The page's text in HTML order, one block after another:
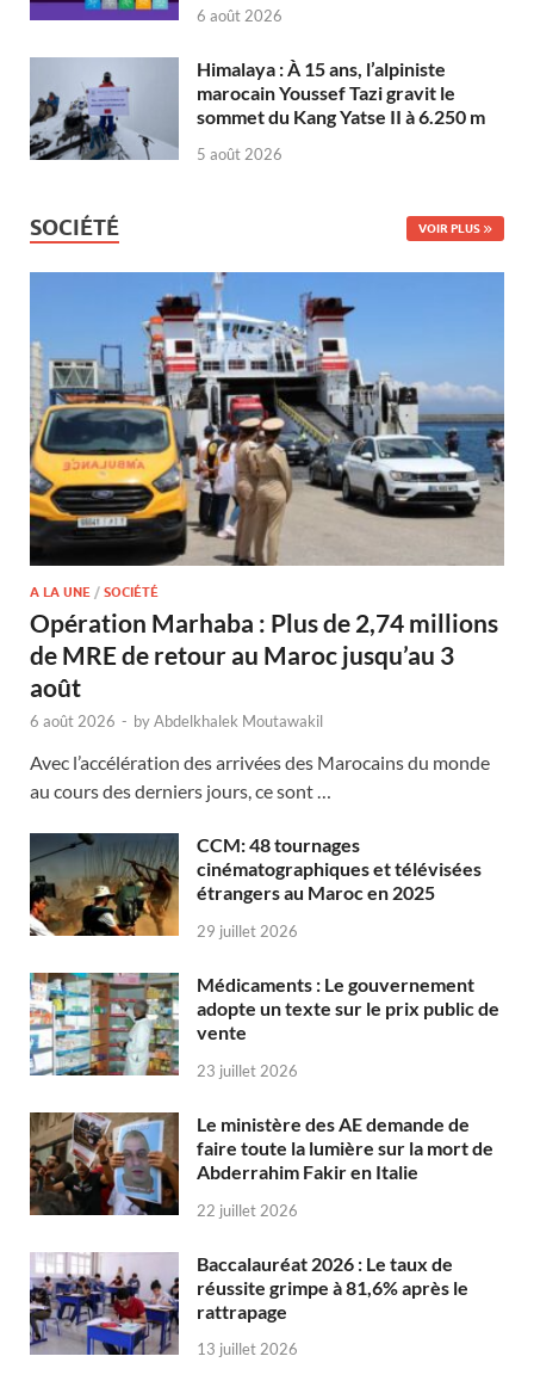
6 août 2026
Himalaya : À 15 ans, l’alpiniste
marocain Youssef Tazi gravit le
sommet du Kang Yatse II à 6.250 m
5 août 2026
SOCIÉTÉ VOIR PLUS
A LA UNE / SOCIÉTÉ
Opération Marhaba : Plus de 2,74 millions
de MRE de retour au Maroc jusqu’au 3
août
6 août 2026 - byAbdelkhalek Moutawakil
Avec l’accélération des arrivées des Marocains du monde
au cours des derniers jours, ce sont …
CCM: 48 tournages
cinématographiques et télévisées
étrangers au Maroc en 2025
29 juillet 2026
Médicaments : Le gouvernement
adopte un texte sur le prix public de
vente
23 juillet 2026
Le ministère des AE demande de
faire toute la lumière sur la mort de
Abderrahim Fakir en Italie
22 juillet 2026
Baccalauréat 2026 : Le taux de
réussite grimpe à 81,6% après le
rattrapage
13 juillet 2026